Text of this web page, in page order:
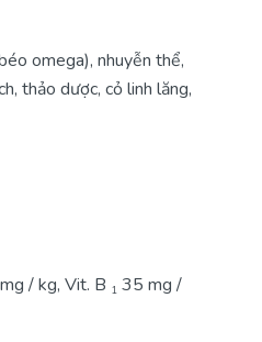
omega), nhuyễn thể,
thảo dược, cỏ linh lăng,
/ kg, Vit. B 1 35 mg /